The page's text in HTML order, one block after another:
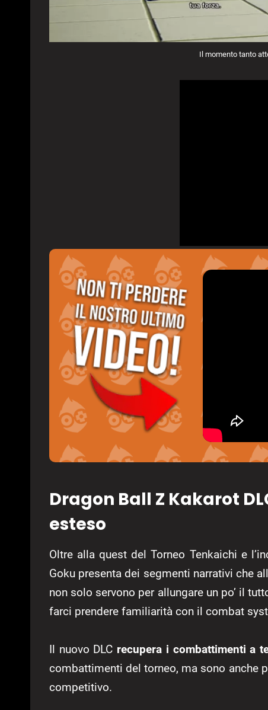
Il momento tanto
Dragon Ball Z Kakarot
esteso
Oltre alla quest del Torneo Tenkaichi e
Goku presenta dei segmenti narrativi che
non solo servono per allungare un po’ il
farci prendere familiarità con il combat
Il nuovo DLC recupera i combattimenti a
combattimenti del torneo, ma sono anche
competitivo.